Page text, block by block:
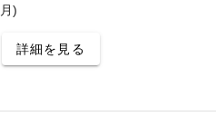
)
詳細を見る